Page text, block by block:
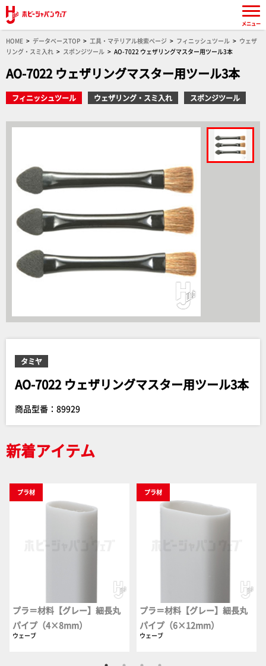
HOME データベースTOP 工具・マテリアル検索ページ フィニッシュツール
ウェザ
リング・スミ入れ
スポンジツール AO-7022 ウェザリングマスター用ツール3本
AO-7022 ウェザリングマスター用ツール3本
フィニッシュツール ウェザリング・スミ入れ スポンジツール
タミヤ
AO-7022 ウェザリングマスター用ツール3本
商品型番：89929
新着アイテム
プラ材
プラ＝材料【グレー】細長丸
パイプ（4×8mm）
ウェーブ
プラ材
プラ＝材料【グレー】細長丸
パイプ（6×12mm）
ウェーブ
メニュー